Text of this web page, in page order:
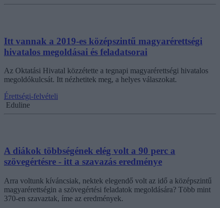
Itt vannak a 2019-es középszintű magyarérettségi
hivatalos megoldásai és feladatsorai
Az Oktatási Hivatal közzétette a tegnapi magyarérettségi hivatalos
megoldókulcsát. Itt nézhetitek meg, a helyes válaszokat.
Érettségi-felvételi
Eduline
A diákok többségének elég volt a 90 perc a
szövegértésre - itt a szavazás eredménye
Arra voltunk kíváncsiak, nektek elegendő volt az idő a középszintű
magyarérettségin a szövegértési feladatok megoldására? Több mint
370-en szavaztak, íme az eredmények.